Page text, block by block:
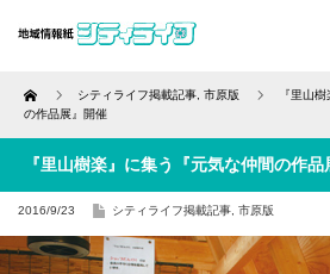
Home シティライフ掲載記事 市原版
『里山
の作品展』開催
『里山樹楽』に集う『元気な仲間の作
2016/9/23 シティライフ掲載記事 市原版